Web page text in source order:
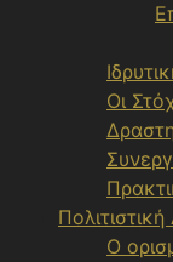
Οι
Ο